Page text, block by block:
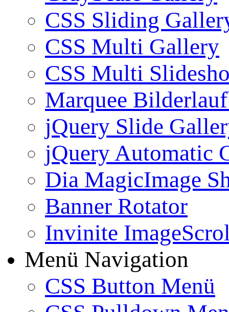
CSS Sliding
CSS Multi Gallery
CSS Multi
Marquee
jQuery Slide
jQuery Automatic
Dia MagicImage
Banner Rotator
Invinite
Menü Navigation
CSS Button Menü